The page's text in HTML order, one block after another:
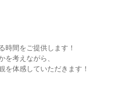
時間をご提供します！
を考えながら、
を体感していただきます！